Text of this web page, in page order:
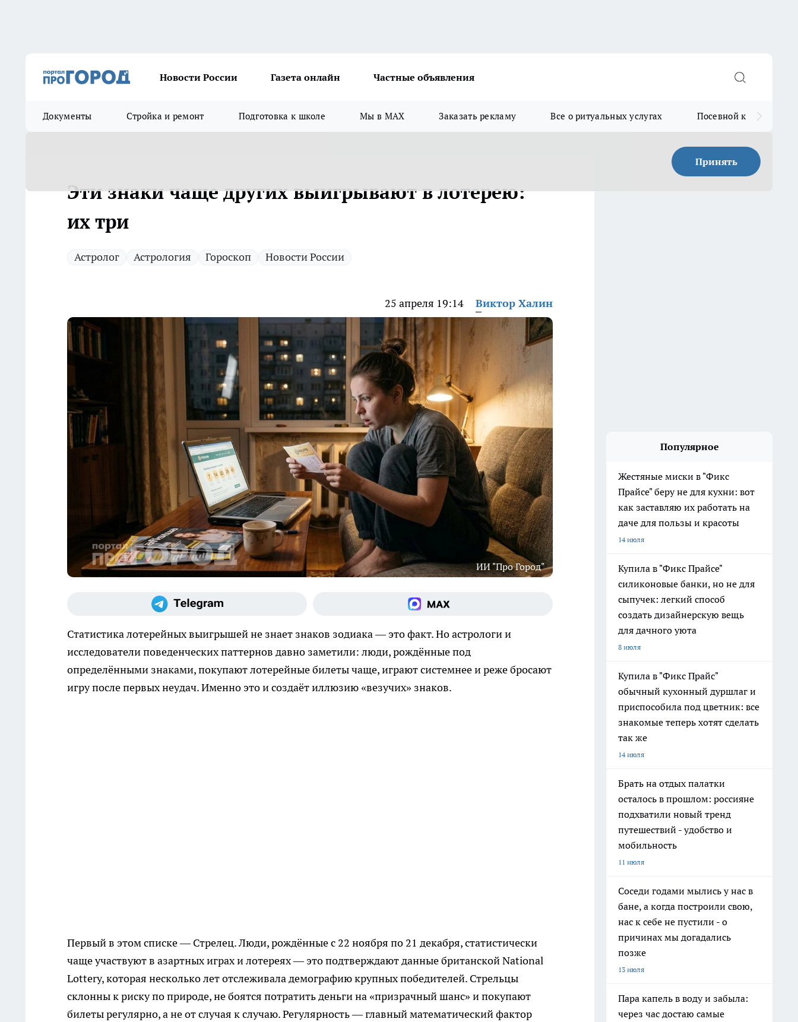
Новости России Газета онлайн Частные объявления
Документы Стройка и ремонт Подготовка к школе Мы в MAX Заказать рекламу Все о ритуальных услугах Посевной календарь
Принять
Эти знаки чаще других выигрывают в лотерею:
их три
Астролог Астрология Гороскоп Новости России
25 апреля 19:14 Виктор Халин
ИИ "Про Город"
Статистика лотерейных выигрышей не знает знаков зодиака — это факт. Но астрологи и
исследователи поведенческих паттернов давно заметили: люди, рождённые под
определёнными знаками, покупают лотерейные билеты чаще, играют системнее и реже бросают
игру после первых неудач. Именно это и создаёт иллюзию «везучих» знаков.
Первый в этом списке — Стрелец. Люди, рождённые с 22 ноября по 21 декабря, статистически
чаще участвуют в азартных играх и лотереях — это подтверждают данные британской National
Lottery, которая несколько лет отслеживала демографию крупных победителей. Стрельцы
склонны к риску по природе, не боятся потратить деньги на «призрачный шанс» и покупают
билеты регулярно, а не от случая к случаю. Регулярность — главный математический фактор
Популярное
Жестяные миски в "Фикс
Прайсе" беру не для кухни: вот
как заставляю их работать на
даче для пользы и красоты
14 июля
Купила в "Фикс Прайсе"
силиконовые банки, но не для
сыпучек: легкий способ
создать дизайнерскую вещь
для дачного уюта
8 июля
Купила в "Фикс Прайс"
обычный кухонный дуршлаг и
приспособила под цветник: все
знакомые теперь хотят сделать
так же
14 июля
Брать на отдых палатки
осталось в прошлом: россияне
подхватили новый тренд
путешествий - удобство и
мобильность
11 июля
Соседи годами мылись у нас в
бане, а когда построили свою,
нас к себе не пустили - о
причинах мы догадались
позже
13 июля
Пара капель в воду и забыла:
через час достаю самые